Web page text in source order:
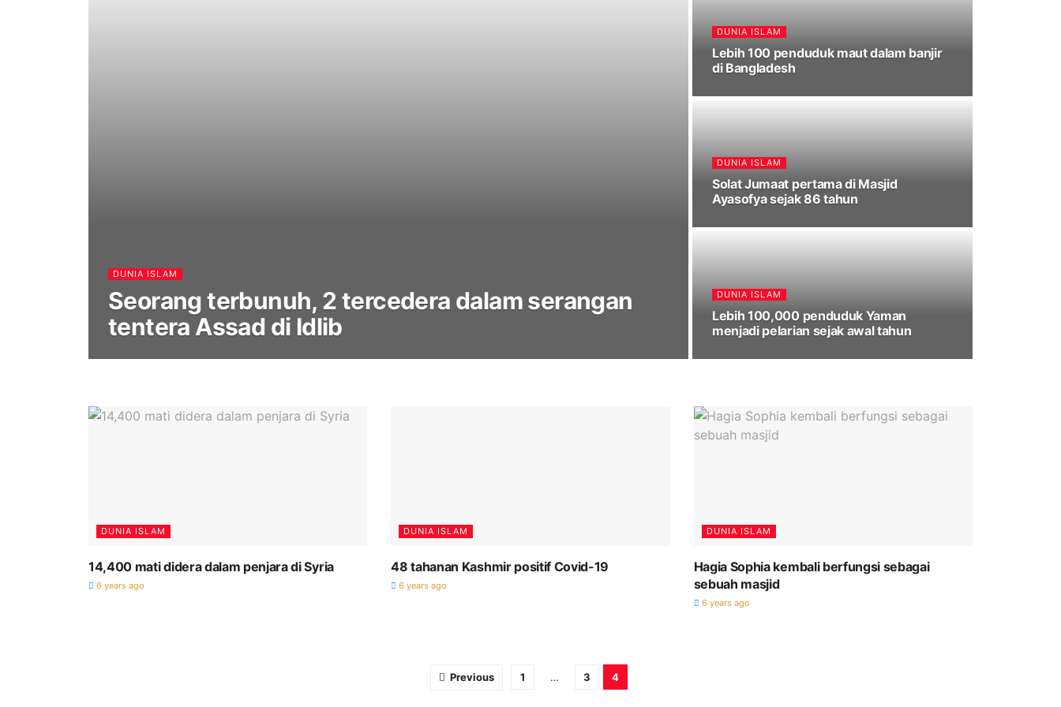
DUNIA ISLAM
Seorang terbunuh, 2 tercedera dalam serangan
tentera Assad di Idlib
DUNIA ISLAM
Lebih 100 penduduk maut dalam banjir
di Bangladesh
DUNIA ISLAM
Solat Jumaat pertama di Masjid
Ayasofya sejak 86 tahun
DUNIA ISLAM
Lebih 100,000 penduduk Yaman
menjadi pelarian sejak awal tahun
DUNIA ISLAM
14,400 mati didera dalam penjara di Syria
6 years ago
DUNIA ISLAM
48 tahanan Kashmir positif Covid-19
6 years ago
DUNIA ISLAM
Hagia Sophia kembali berfungsi sebagai
sebuah masjid
6 years ago
Previous 1 … 3 4